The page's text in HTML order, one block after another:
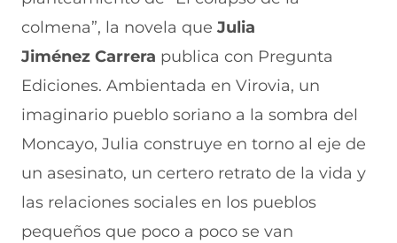
colmena”, la novela que Julia
Jiménez Carrera publica con Pregunta
Ediciones. Ambientada en Virovia, un
imaginario pueblo soriano a la sombra del
Moncayo, Julia construye en torno al eje de
un asesinato, un certero retrato de la vida y
las relaciones sociales en los pueblos
pequeños que poco a poco se van